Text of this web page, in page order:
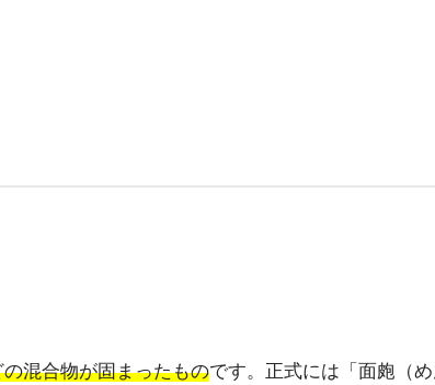
混合物が固まったものです。正式には「面皰（